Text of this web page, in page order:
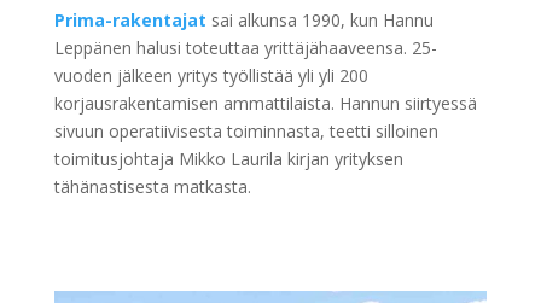
Prima-rakentajat sai alkunsa 1990, kun Hannu
Leppänen halusi toteuttaa yrittäjähaaveensa. 25-
vuoden jälkeen yritys työllistää yli yli 200
korjausrakentamisen ammattilaista. Hannun siirtyessä
sivuun operatiivisesta toiminnasta, teetti silloinen
toimitusjohtaja Mikko Laurila kirjan yrityksen
tähänastisesta matkasta.